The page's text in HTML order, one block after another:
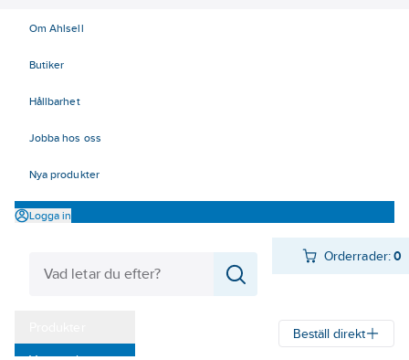
Om Ahlsell
Butiker
Hållbarhet
Jobba hos oss
Nya produkter
Logga in
Orderrader:0
Beställ direkt